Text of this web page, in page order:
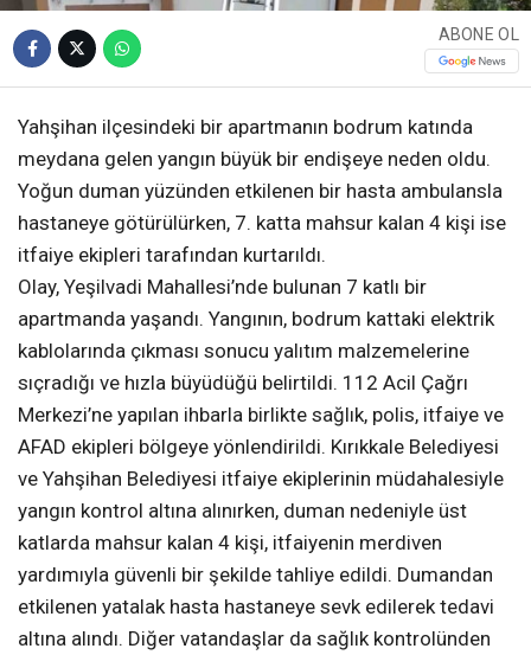
ABONE OL
Yahşihan ilçesindeki bir apartmanın bodrum katında
meydana gelen yangın büyük bir endişeye neden oldu.
Yoğun duman yüzünden etkilenen bir hasta ambulansla
hastaneye götürülürken, 7. katta mahsur kalan 4 kişi ise
itfaiye ekipleri tarafından kurtarıldı.
Olay, Yeşilvadi Mahallesi’nde bulunan 7 katlı bir
apartmanda yaşandı. Yangının, bodrum kattaki elektrik
kablolarında çıkması sonucu yalıtım malzemelerine
sıçradığı ve hızla büyüdüğü belirtildi. 112 Acil Çağrı
Merkezi’ne yapılan ihbarla birlikte sağlık, polis, itfaiye ve
AFAD ekipleri bölgeye yönlendirildi. Kırıkkale Belediyesi
ve Yahşihan Belediyesi itfaiye ekiplerinin müdahalesiyle
yangın kontrol altına alınırken, duman nedeniyle üst
katlarda mahsur kalan 4 kişi, itfaiyenin merdiven
yardımıyla güvenli bir şekilde tahliye edildi. Dumandan
etkilenen yatalak hasta hastaneye sevk edilerek tedavi
altına alındı. Diğer vatandaşlar da sağlık kontrolünden